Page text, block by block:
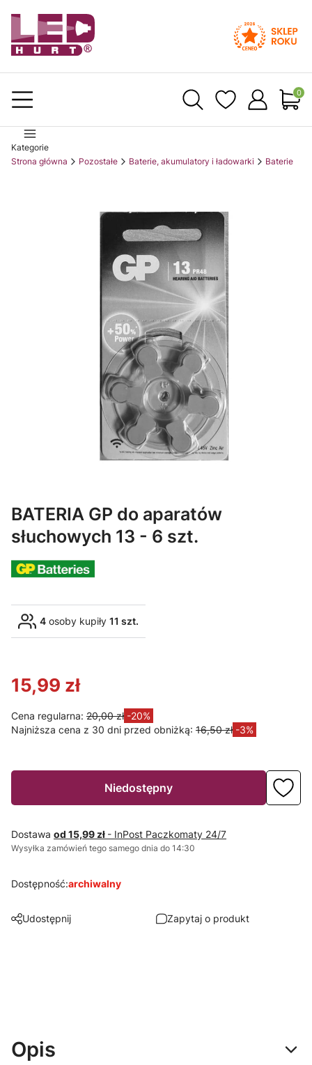
Kategorie
Strona główna
Pozostałe Baterie, akumulatory i ładowarki Baterie
BATERIA GP do aparatów
słuchowych 13 - 6 szt.
4 osoby kupiły 11 szt.
15,99 zł
Cena regularna: 20,00 zł -20%
Najniższa cena z 30 dni przed obniżką: 16,50 zł -3%
Niedostępny
Dostawa od 15,99 zł - InPost Paczkomaty 24/7
Wysyłka zamówień tego samego dnia do 14:30
Dostępność:archiwalny
Udostępnij Zapytaj o produkt
Opis